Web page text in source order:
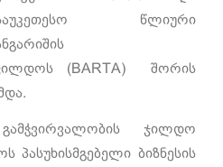
წლიური
ჯილდოს (BARTA) შორის
ჯილდო
პასუხისმგებელი ბიზნესის